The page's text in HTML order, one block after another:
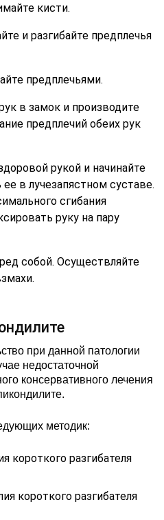
кисти.
и разгибайте предплечья
предплечьями.
в замок и производите
предплечий обеих рук
рукой и начинайте
в лучезапястном суставе.
сгибания
руку на пару
собой. Осуществляйте
при данной патологии
недостаточной
консервативного лечения
методик:
короткого разгибателя
короткого разгибателя